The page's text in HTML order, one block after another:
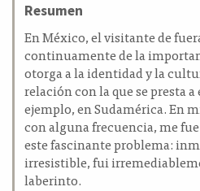
del
artículo
Resumen
En México, el visitante de
continuamente de la
otorga a la identidad y la
relación con la que se presta
ejemplo, en Sudamérica. En
con alguna frecuencia, me
este fascinante problema:
irresistible, fui
laberinto.